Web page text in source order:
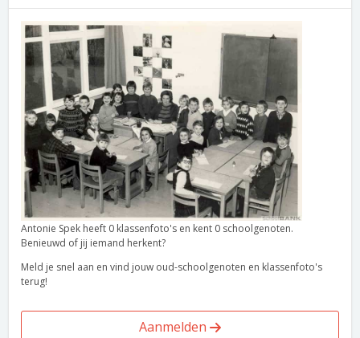
Antonie Spek heeft 0 klassenfoto's en kent 0 schoolgenoten.
Benieuwd of jij iemand herkent?
Meld je snel aan en vind jouw oud-schoolgenoten en klassenfoto's
terug!
Aanmelden